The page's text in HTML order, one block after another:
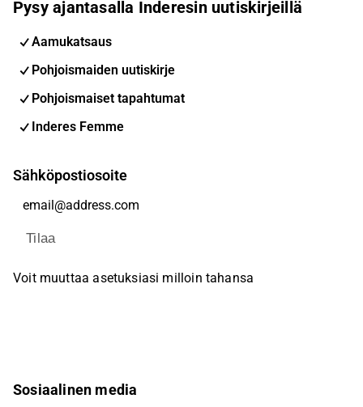
Pysy ajantasalla Inderesin uutiskirjeillä
Aamukatsaus
Pohjoismaiden uutiskirje
Pohjoismaiset tapahtumat
Inderes Femme
Sähköpostiosoite
Tilaa
Voit muuttaa asetuksiasi milloin tahansa
Sosiaalinen media